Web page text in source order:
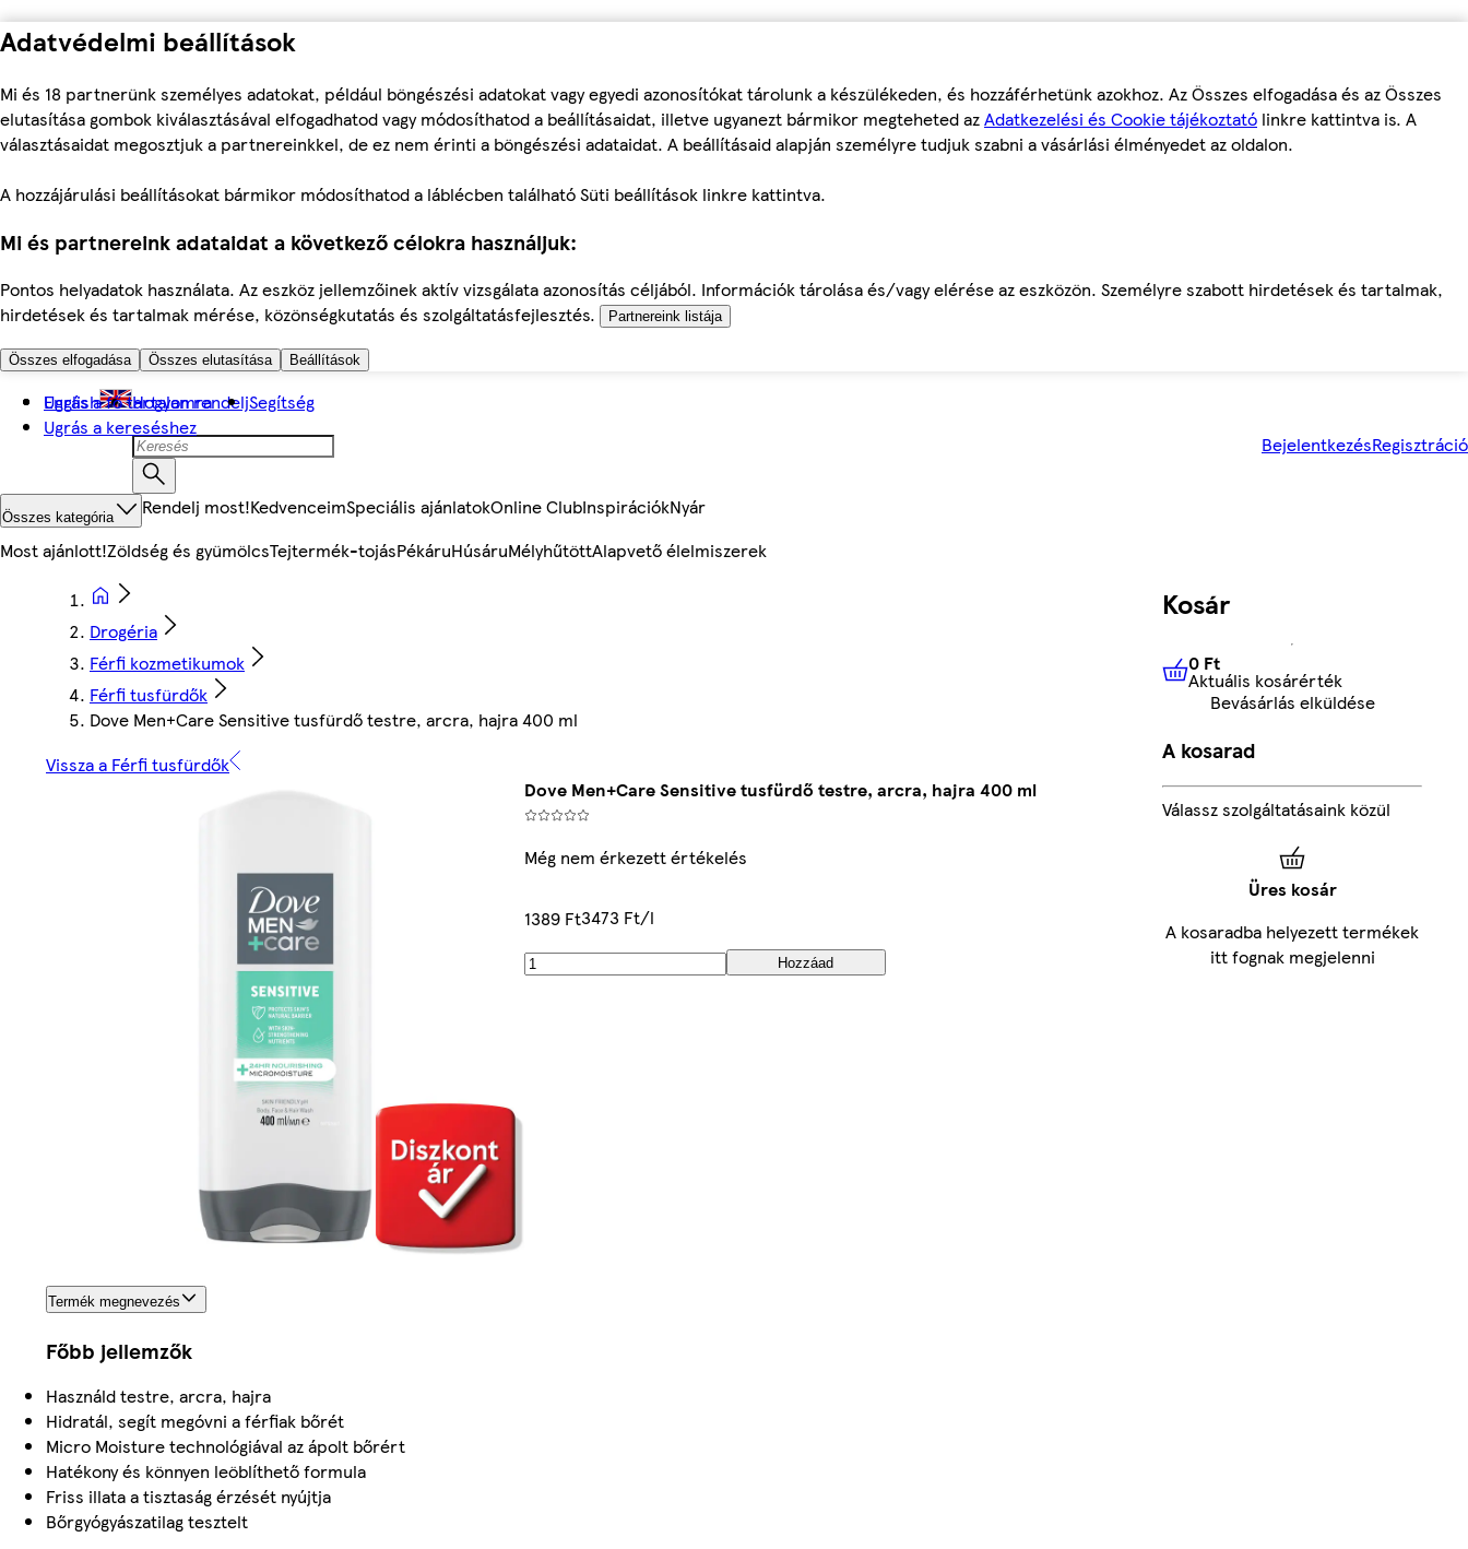
Adatvédelmi beállítások
Mi és 18 partnerünk személyes adatokat, például böngészési adatokat vagy egyedi azonosítókat tárolunk a készülékeden, és hozzáférhetünk azokhoz. Az Összes elfogadása és az Összes
elutasítása gombok kiválasztásával elfogadhatod vagy módosíthatod a beállításaidat, illetve ugyanezt bármikor megteheted azAdatkezelési és Cookie tájékoztató linkre kattintva is. A
választásaidat megosztjuk a partnereinkkel, de ez nem érinti a böngészési adataidat. A beállításaid alapján személyre tudjuk szabni a vásárlási élményedet az oldalon.
A hozzájárulási beállításokat bármikor módosíthatod a láblécben található Süti beállítások linkre kattintva.
Mi és partnereink adataidat a következő célokra használjuk:
Pontos helyadatok használata. Az eszköz jellemzőinek aktív vizsgálata azonosítás céljából. Információk tárolása és/vagy elérése az eszközön. Személyre szabott hirdetések és tartalmak,
hirdetések és tartalmak mérése, közönségkutatás és szolgáltatásfejlesztés.
Partnereink listája
Összes elfogadása Összes elutasítása Beállítások
Ugrás a fő tartalomra
Ugrás a kereséshez
English Hogyan rendeljSegítség
BejelentkezésRegisztráció
Összes kategória Rendelj most!KedvenceimSpeciális ajánlatokOnline ClubInspirációkNyár
Most ajánlott!Zöldség és gyümölcsTejtermék-tojásPékáruHúsáruMélyhűtöttAlapvető élelmiszerek
Drogéria
Férfi kozmetikumok
Férfi tusfürdők
Dove Men+Care Sensitive tusfürdő testre, arcra, hajra 400 ml
Vissza a Férfi tusfürdők
Dove Men+Care Sensitive tusfürdő testre, arcra, hajra 400 ml
Még nem érkezett értékelés
1389 Ft3473 Ft/l
Hozzáad
Termék megnevezés
Főbb jellemzők
Használd testre, arcra, hajra
Hidratál, segít megóvni a férfiak bőrét
Micro Moisture technológiával az ápolt bőrért
Hatékony és könnyen leöblíthető formula
Friss illata a tisztaság érzését nyújtja
Bőrgyógyászatilag tesztelt
Kosár
0 FtAktuális kosárérték
0 Ft
Aktuális kosárérték
Bevásárlás elküldése
A kosarad
Válassz szolgáltatásaink közül
Üres kosár
A kosaradba helyezett termékek
itt fognak megjelenni